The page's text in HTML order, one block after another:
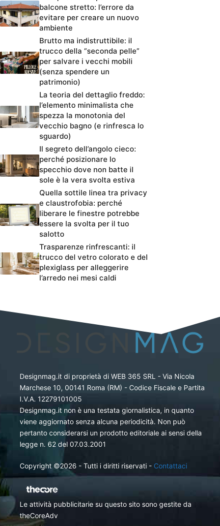
balcone stretto: l’errore da
evitare per creare un nuovo
ambiente
Brutto ma indistruttibile: il
trucco della “seconda pelle”
per salvare i vecchi mobili
(senza spendere un
patrimonio)
La teoria del dettaglio freddo:
l’elemento minimalista che
spezza la monotonia del
vecchio bagno (e rinfresca lo
sguardo)
Il segreto dell’angolo cieco:
perché posizionare lo
specchio dove non batte il
sole è la vera svolta estiva
Quella sottile linea tra privacy
e claustrofobia: perché
liberare le finestre potrebbe
essere la svolta per il tuo
salotto
Trasparenze rinfrescanti: il
trucco del vetro colorato e del
plexiglass per alleggerire
l’arredo nei mesi caldi
Designmag.it di proprietà di WEB 365 SRL - Via Nicola
Marchese 10, 00141 Roma (RM) - Codice Fiscale e Partita
I.V.A. 12279101005
Designmag.it non è una testata giornalistica, in quanto
viene aggiornato senza alcuna periodicità. Non può
pertanto considerarsi un prodotto editoriale ai sensi della
legge n. 62 del 07.03.2001
Copyright ©2026 - Tutti i diritti riservati - Contattaci
Le attività pubblicitarie su questo sito sono gestite da
theCoreAdv